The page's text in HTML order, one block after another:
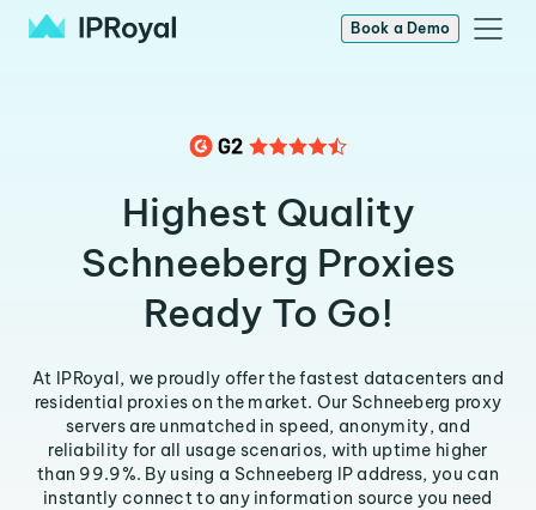
Book a Demo
Highest Quality
Schneeberg Proxies
Ready To Go!
At IPRoyal, we proudly offer the fastest datacenters and
residential proxies on the market. Our Schneeberg proxy
servers are unmatched in speed, anonymity, and
reliability for all usage scenarios, with uptime higher
than 99.9%. By using a Schneeberg IP address, you can
instantly connect to any information source you need